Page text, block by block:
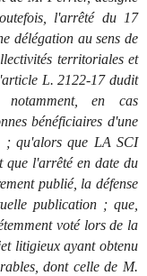
l'arrêté du 17
délégation au sens de
territoriales et
L. 2122-17 dudit
en cas
bénéficiaires d'une
; qu'alors que LA SCI
l'arrêté en date du
publié, la défense
publication ; que,
voté lors de la
litigieux ayant obtenu
dont celle de M.